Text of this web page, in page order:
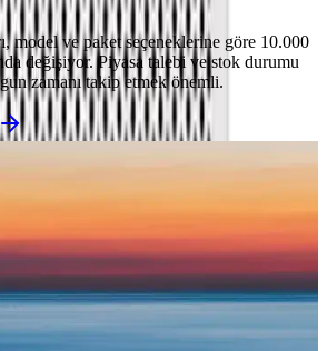
model ve paket seçeneklerine göre 10.000
değişiyor. Piyasa talebi ve stok durumu
zamanı takip etmek önemli.